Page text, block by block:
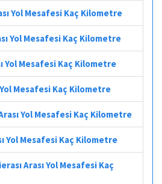
Yol Mesafesi Kaç Kilometre
Yol Mesafesi Kaç Kilometre
Yol Mesafesi Kaç Kilometre
Mesafesi Kaç Kilometre
Yol Mesafesi Kaç Kilometre
Yol Mesafesi Kaç Kilometre
Arası Yol Mesafesi Kaç